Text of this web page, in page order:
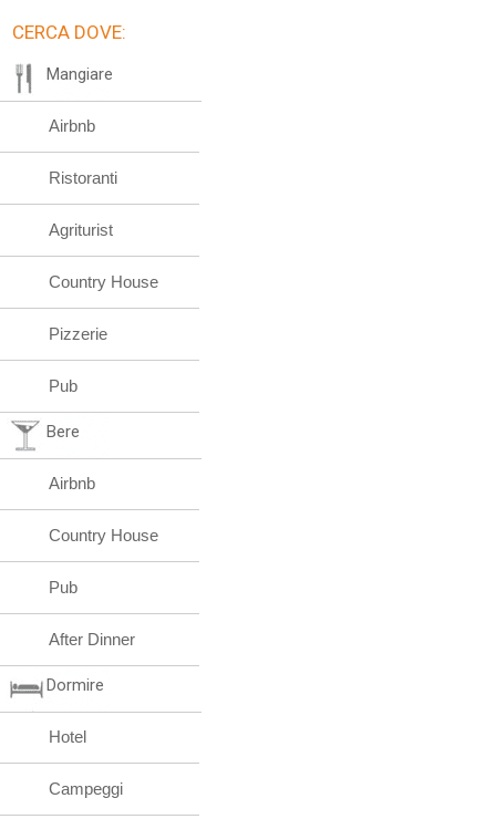
CERCA DOVE:
Mangiare
Airbnb
Ristoranti
Agriturist
Country House
Pizzerie
Pub
Bere
Airbnb
Country House
Pub
After Dinner
Dormire
Hotel
Campeggi